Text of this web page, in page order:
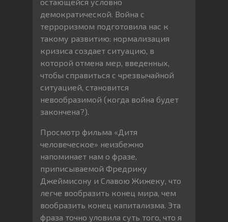
демократической. Война с
терроризмом подготовила нас к
такому развитию: нормализация
кризиса создает ситуацию, в
которой отмена мер, введенных,
чтобы справиться с чрезвычайной
ситуацией, становится
невообразимой (когда война будет
закончена?).
Просмотр фильма «Дитя
человеческое» неизбежно
напоминает нам о фразе,
приписываемой Фредрику
Джеймисону и Славою Жижеку, что
легче вообразить конец мира, чем
вообразить конец капитализма. Эта
фраза точно уловила суть того, что я